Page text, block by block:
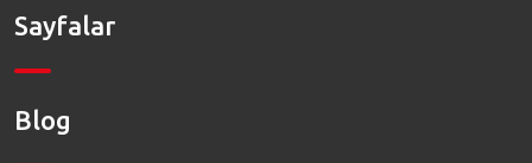
Sayfalar
Blog